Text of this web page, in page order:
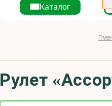
Каталог
Рулет